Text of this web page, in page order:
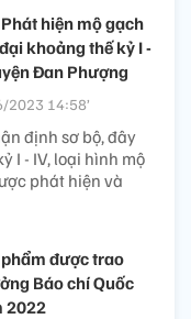
hiện mộ gạch
khoảng thế kỷ I -
Đan Phượng
2023 14:58’
định sơ bộ, đây
I - IV, loại hình mộ
phát hiện và
được trao
Báo chí Quốc
2022